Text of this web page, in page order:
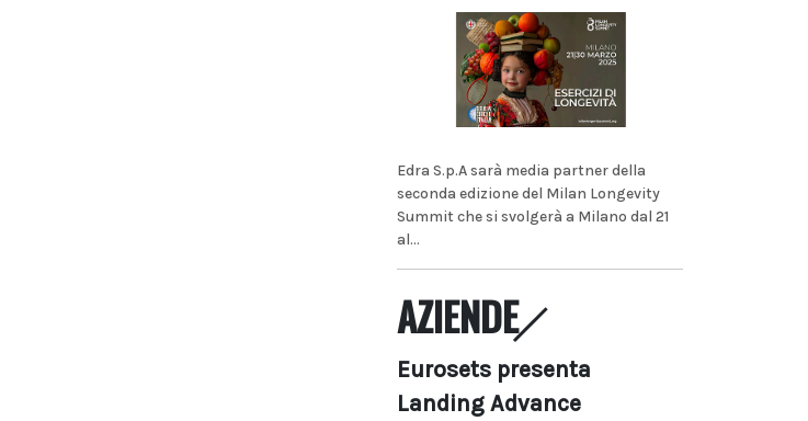
Edra S.p.A sarà media partner della
seconda edizione del Milan Longevity
Summit che si svolgerà a Milano dal 21
al...
AZIENDE
Eurosets presenta
Landing Advance